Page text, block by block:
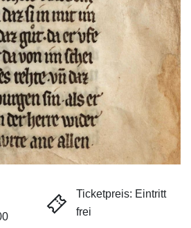
Ticketpreis: Eintritt
frei